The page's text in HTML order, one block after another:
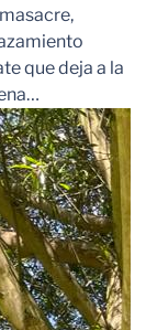
que deja a la